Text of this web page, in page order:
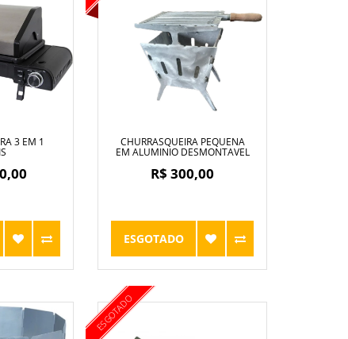
3 EM 1 CHURRASQUEIRA PEQUENA
EM ALUMINIO DESMONTAVEL
R$ 300,00
ESGOTADO
ESGOTADO